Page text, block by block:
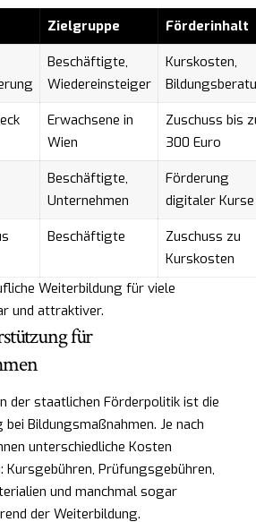
Zielgruppe
Förderinhalt
Beschäftigte,
Wiedereinsteiger
Kurskosten,
Erwachsene in
Wien
Zuschuss bis
300 Euro
Beschäftigte,
Unternehmen
Förderung
digitaler Kurse
Beschäftigte
Zuschuss zu
Kurskosten
Weiterbildung für viele
und attraktiver.
für
der staatlichen Förderpolitik ist die
Bildungsmaßnahmen. Je nach
unterschiedliche Kosten
Kursgebühren, Prüfungsgebühren,
und manchmal sogar
der Weiterbildung.